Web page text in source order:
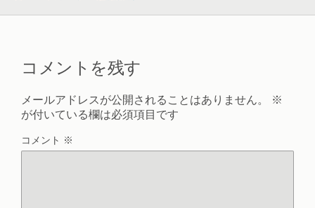
コメントを残す
メールアドレスが公開されることはありません。
※
が付いている欄は必須項目です
コメント ※